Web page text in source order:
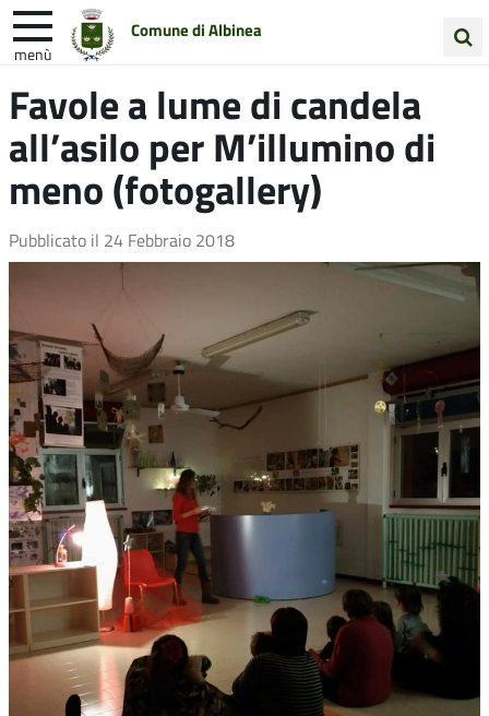
Comune di Albinea
menù
nel
sito
Entra in Comune Vivi Albinea
Unione Colline Matildiche
Favole a lume di candela
all’asilo per M’illumino di
meno (fotogallery)
Pubblicato il 24 Febbraio 2018